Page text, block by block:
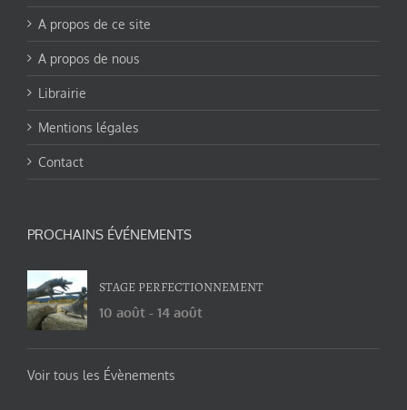
A propos de ce site
A propos de nous
Librairie
Mentions légales
Contact
PROCHAINS ÉVÉNEMENTS
STAGE PERFECTIONNEMENT
10 août - 14 août
Voir tous les Évènements